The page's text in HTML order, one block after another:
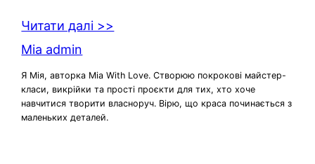
Читати далі >>
Mia admin
Я Мія, авторка Mia With Love. Створюю покрокові майстер-
класи, викрійки та прості проєкти для тих, хто хоче
навчитися творити власноруч. Вірю, що краса починається з
маленьких деталей.